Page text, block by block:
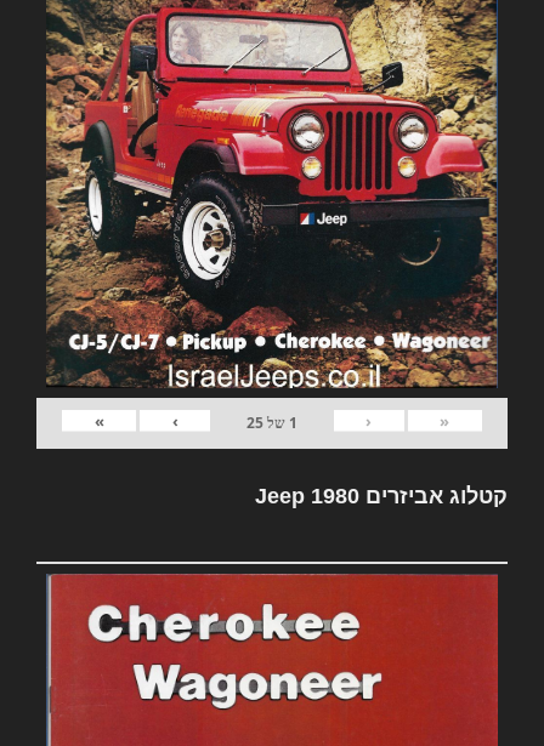
«
‹
1 של25
›
»
קטלוג אביזרים Jeep 1980